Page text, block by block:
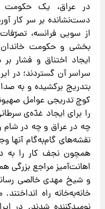
در عراق، یک حکومت
دست‌نشانده بر سر کار
از سویی فرانسه، تصرّفات
بخشی و حکومت خاندان
ایجاد اختناق و فشار
سراسر آن گستردند؛ در
بتدریج برکشیده و به
کوچ تدریجی عوامل صهیونی
را برای ایجاد غدّه‌ی
چه در عراق و چه در شام و
نقشه‌های گام‌به‌گام آنها
همچون نجف کار را به
اهانت‌آمیز مراجع بزرگی
و شیخ مهدی خالصی
خانه‌به‌خانه راه